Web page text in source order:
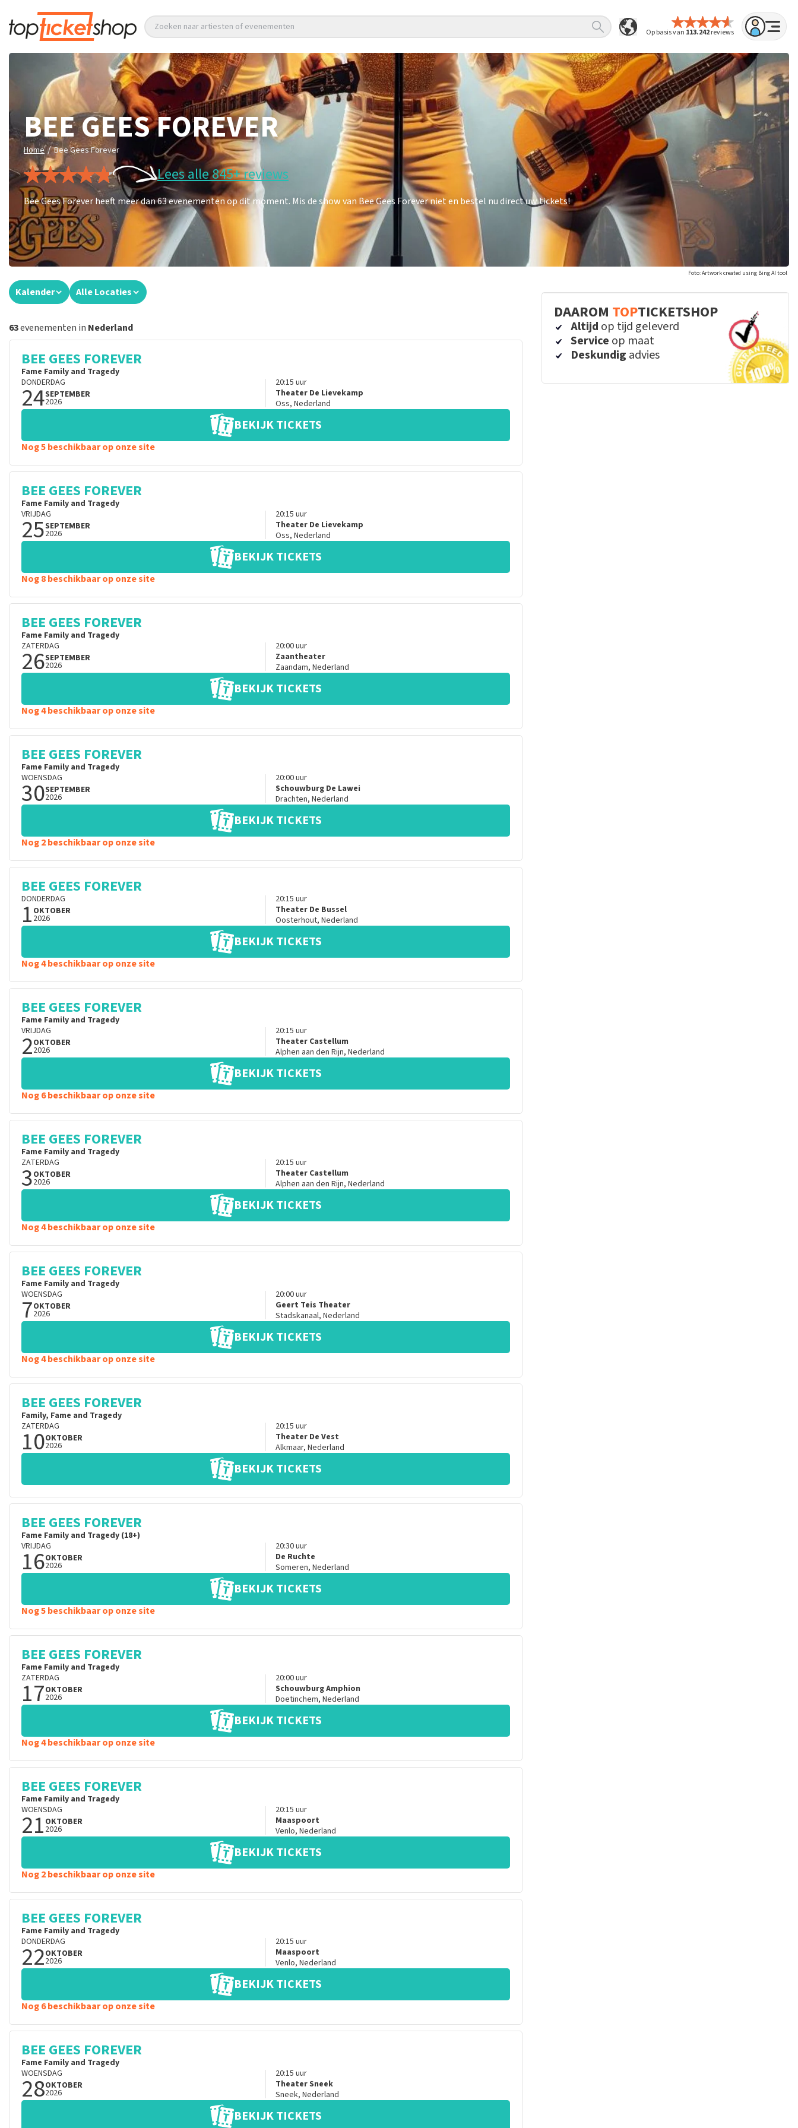
Op basis van 113.242reviews
Zoeken naar artiesten of evenementen
BEE GEES FOREVER
Home / Bee Gees Forever
Lees alle 845+ reviews
Bee Gees Forever heeft meer dan 63 evenementen op dit moment. Mis de show van Bee Gees Forever niet en bestel nu direct uw tickets!
Foto: Artwork created using Bing AI tool
Kalender Alle Locaties
63evenementen in Nederland
BEE GEES FOREVER
Fame Family and Tragedy
DONDERDAG
24SEPTEMBER
2026
20:15 uur
Theater De Lievekamp
Oss, Nederland
BEKIJK TICKETS
Nog 5 beschikbaar op onze site
BEE GEES FOREVER
Fame Family and Tragedy
VRIJDAG
25SEPTEMBER
2026
20:15 uur
Theater De Lievekamp
Oss, Nederland
BEKIJK TICKETS
Nog 8 beschikbaar op onze site
BEE GEES FOREVER
Fame Family and Tragedy
ZATERDAG
26SEPTEMBER
2026
20:00uur
Zaantheater
Zaandam, Nederland
BEKIJK TICKETS
Nog 4 beschikbaar op onze site
BEE GEES FOREVER
Fame Family and Tragedy
WOENSDAG
30SEPTEMBER
2026
20:00uur
Schouwburg De Lawei
Drachten, Nederland
BEKIJK TICKETS
Nog 2 beschikbaar op onze site
BEE GEES FOREVER
DONDERDAG
1 OKTOBER
2026
20:15 uur
Theater De Bussel
Oosterhout, Nederland
BEKIJK TICKETS
Nog 4 beschikbaar op onze site
BEE GEES FOREVER
Fame Family and Tragedy
VRIJDAG
2OKTOBER
2026
20:15 uur
Theater Castellum
Alphen aan den Rijn, Nederland
BEKIJK TICKETS
Nog 6 beschikbaar op onze site
BEE GEES FOREVER
Fame Family and Tragedy
ZATERDAG
3OKTOBER
2026
20:15 uur
Theater Castellum
Alphen aan den Rijn, Nederland
BEKIJK TICKETS
Nog 4 beschikbaar op onze site
BEE GEES FOREVER
Fame Family and Tragedy
WOENSDAG
7OKTOBER
2026
20:00uur
Geert Teis Theater
Stadskanaal, Nederland
BEKIJK TICKETS
Nog 4 beschikbaar op onze site
BEE GEES FOREVER
Family, Fame and Tragedy
ZATERDAG
10OKTOBER
2026
20:15 uur
Theater De Vest
Alkmaar, Nederland
BEKIJK TICKETS
BEE GEES FOREVER
Fame Family and Tragedy (18+)
VRIJDAG
16OKTOBER
2026
20:30uur
De Ruchte
Someren, Nederland
BEKIJK TICKETS
Nog 5 beschikbaar op onze site
BEE GEES FOREVER
Fame Family and Tragedy
ZATERDAG
17OKTOBER
2026
20:00uur
Schouwburg Amphion
Doetinchem, Nederland
BEKIJK TICKETS
Nog 4 beschikbaar op onze site
BEE GEES FOREVER
Fame Family and Tragedy
WOENSDAG
21 OKTOBER
2026
20:15 uur
Maaspoort
Venlo, Nederland
BEKIJK TICKETS
Nog 2 beschikbaar op onze site
BEE GEES FOREVER
Fame Family and Tragedy
DONDERDAG
22OKTOBER
2026
20:15 uur
Maaspoort
Venlo, Nederland
BEKIJK TICKETS
Nog 6 beschikbaar op onze site
BEE GEES FOREVER
Fame Family and Tragedy
WOENSDAG
28OKTOBER
2026
20:15 uur
Theater Sneek
Sneek, Nederland
BEKIJK TICKETS
DAAROM TOPTICKETSHOP
Altijd op tijd geleverd
Service op maat
Deskundig advies